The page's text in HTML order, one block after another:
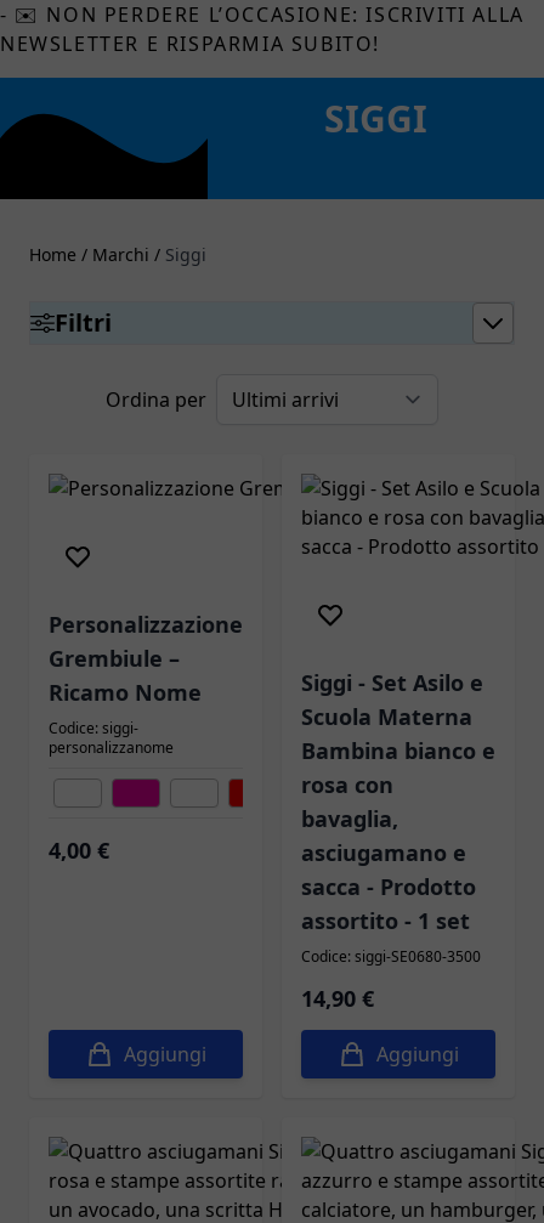
- ✉️ NON PERDERE L’OCCASIONE: ISCRIVITI ALLA
NEWSLETTER E RISPARMIA SUBITO!
SIGGI
Home / Marchi / Siggi
Filtri
Ordina per
Personalizzazione
Grembiule –
Ricamo Nome
Codice: siggi-
personalizzanome
4,00 €
Aggiungi
Siggi - Set Asilo e
Scuola Materna
Bambina bianco e
rosa con
bavaglia,
asciugamano e
sacca - Prodotto
assortito - 1 set
Codice: siggi-SE0680-3500
14,90 €
Aggiungi